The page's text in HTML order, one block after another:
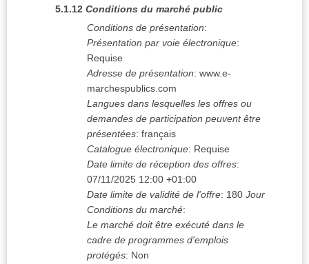
5.1.12 Conditions du marché public
Conditions de présentation:
Présentation par voie électronique:
Requise
Adresse de présentation: www.e-
marchespublics.com
Langues dans lesquelles les offres ou
demandes de participation peuvent être
présentées: français
Catalogue électronique: Requise
Date limite de réception des offres:
07/11/2025 12:00 +01:00
Date limite de validité de l'offre: 180 Jour
Conditions du marché:
Le marché doit être exécuté dans le
cadre de programmes d'emplois
protégés: Non